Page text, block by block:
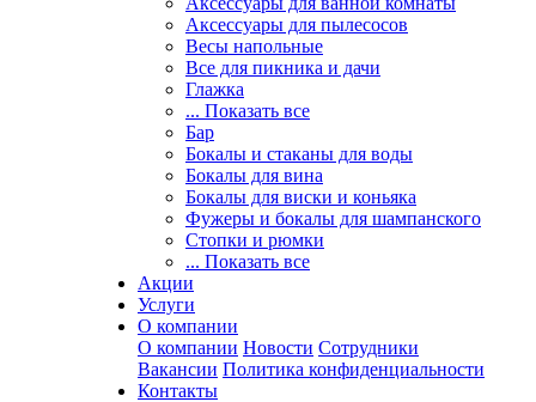
Аксессуары для пылесосов
Весы напольные
Все для пикника и дачи
Глажка
... Показать все
Бар
Бокалы и стаканы для воды
Бокалы для вина
Бокалы для виски и коньяка
Фужеры и бокалы для шампанского
Стопки и рюмки
... Показать все
Акции
Услуги
О компании
О компании Новости Сотрудники
Вакансии Политика конфиденциальности
Контакты